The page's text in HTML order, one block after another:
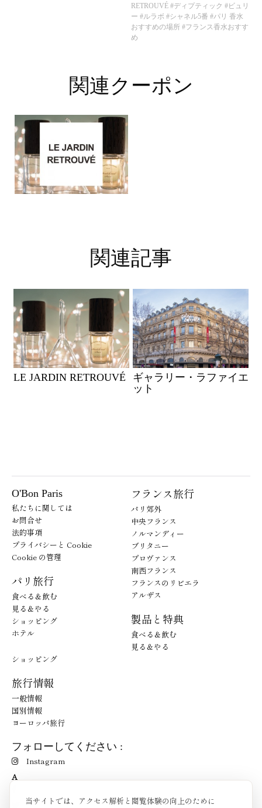
当サイトでは、アクセス解析と閲覧体験の向上のために
RETROUVÉ #ディプティック #ビュリ
ー #ルラボ #シャネル5番 #パリ 香水
おすすめの場所 #フランス香水おすす
め
関連クーポン
関連記事
LE JARDIN RETROUVÉ
ギャラリー・ラファイエ
ット
O'Bon Paris
私たちに関しては
お問合せ
法的事項
プライバシーと Cookie
Cookie の管理
パリ旅行
食べる＆飲む
見る＆やる
ショッピング
ホテル
フランス旅行
パリ郊外
中央フランス
ノルマンディー
ブリタニー
プロヴァンス
南西フランス
フランスのリビエラ
アルザス
製品と特典
食べる＆飲む
見る＆やる
ショッピング
旅行情報
一般情報
国別情報
ヨーロッパ旅行
フォローしてください :
Instagram
A